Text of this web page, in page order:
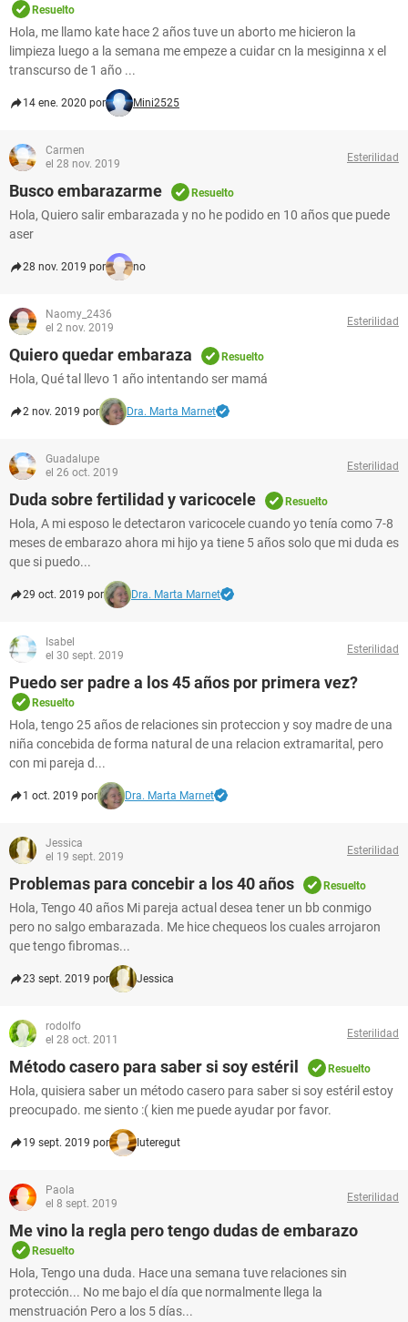
Resuelto
Hola, me llamo kate hace 2 años tuve un aborto me hicieron la
limpieza luego a la semana me empeze a cuidar cn la mesiginna x el
transcurso de 1 año ...
14 ene. 2020 por Mini2525
Carmen
el 28 nov. 2019
Esterilidad
Busco embarazarme Resuelto
Hola, Quiero salir embarazada y no he podido en 10 años que puede
aser
28 nov. 2019 por no
Naomy_2436
el 2 nov. 2019
Esterilidad
Quiero quedar embaraza Resuelto
Hola, Qué tal llevo 1 año intentando ser mamá
2 nov. 2019 por Dra. Marta Marnet
Guadalupe
el 26 oct. 2019
Esterilidad
Duda sobre fertilidad y varicocele Resuelto
Hola, A mi esposo le detectaron varicocele cuando yo tenía como 7-8
meses de embarazo ahora mi hijo ya tiene 5 años solo que mi duda es
que si puedo...
29 oct. 2019 por Dra. Marta Marnet
Isabel
el 30 sept. 2019
Esterilidad
Puedo ser padre a los 45 años por primera vez?
Resuelto
Hola, tengo 25 años de relaciones sin proteccion y soy madre de una
niña concebida de forma natural de una relacion extramarital, pero
con mi pareja d...
1 oct. 2019 por Dra. Marta Marnet
Jessica
el 19 sept. 2019
Esterilidad
Problemas para concebir a los 40 años Resuelto
Hola, Tengo 40 años Mi pareja actual desea tener un bb conmigo
pero no salgo embarazada. Me hice chequeos los cuales arrojaron
que tengo fibromas...
23 sept. 2019 por Jessica
rodolfo
el 28 oct. 2011
Esterilidad
Método casero para saber si soy estéril Resuelto
Hola, quisiera saber un método casero para saber si soy estéril estoy
preocupado. me siento :( kien me puede ayudar por favor.
19 sept. 2019 por Iuteregut
Paola
el 8 sept. 2019
Esterilidad
Me vino la regla pero tengo dudas de embarazo
Resuelto
Hola, Tengo una duda. Hace una semana tuve relaciones sin
protección... No me bajo el día que normalmente llega la
menstruación Pero a los 5 días...